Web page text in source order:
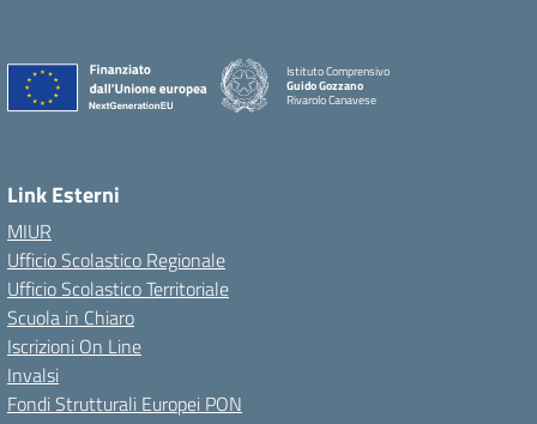
Istituto Comprensivo
Guido Gozzano
Rivarolo Canavese
Link Esterni
MIUR
Ufficio Scolastico Regionale
Ufficio Scolastico Territoriale
Scuola in Chiaro
Iscrizioni On Line
Invalsi
Fondi Strutturali Europei PON